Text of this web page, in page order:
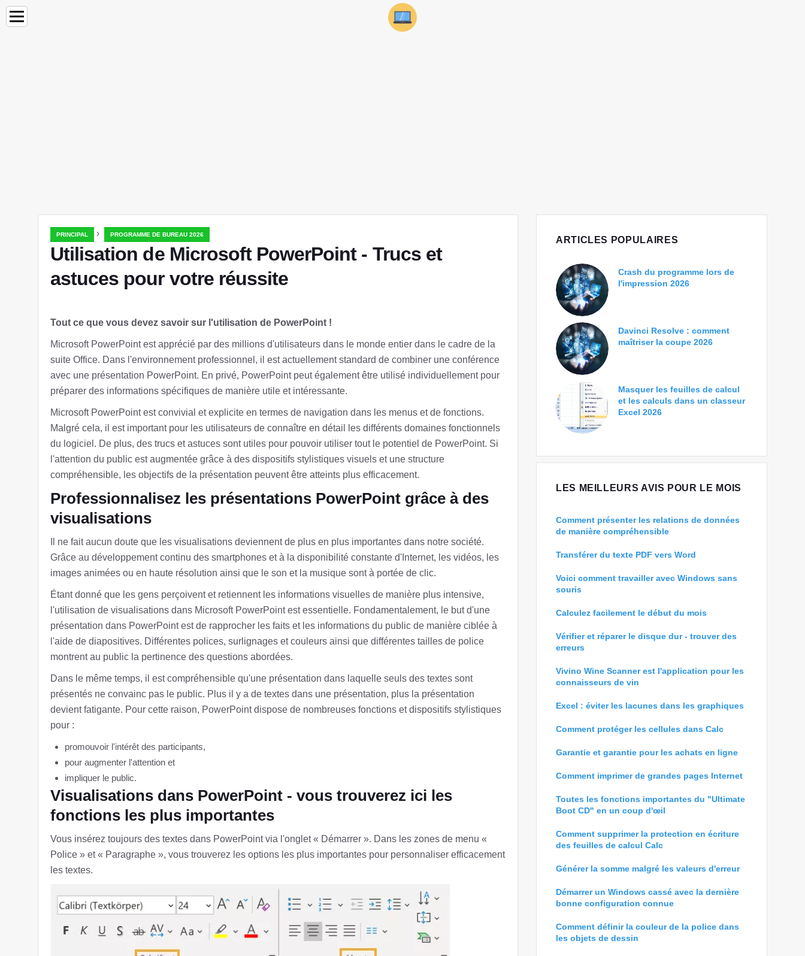
PRINCIPAL › PROGRAMME DE BUREAU 2026
Utilisation de Microsoft PowerPoint - Trucs et
astuces pour votre réussite
Tout ce que vous devez savoir sur l'utilisation de PowerPoint !
Microsoft PowerPoint est apprécié par des millions d'utilisateurs dans le monde entier dans le cadre de la
suite Office. Dans l'environnement professionnel, il est actuellement standard de combiner une conférence
avec une présentation PowerPoint. En privé, PowerPoint peut également être utilisé individuellement pour
préparer des informations spécifiques de manière utile et intéressante.
Microsoft PowerPoint est convivial et explicite en termes de navigation dans les menus et de fonctions.
Malgré cela, il est important pour les utilisateurs de connaître en détail les différents domaines fonctionnels
du logiciel. De plus, des trucs et astuces sont utiles pour pouvoir utiliser tout le potentiel de PowerPoint. Si
l'attention du public est augmentée grâce à des dispositifs stylistiques visuels et une structure
compréhensible, les objectifs de la présentation peuvent être atteints plus efficacement.
Professionnalisez les présentations PowerPoint grâce à des
visualisations
Il ne fait aucun doute que les visualisations deviennent de plus en plus importantes dans notre société.
Grâce au développement continu des smartphones et à la disponibilité constante d'Internet, les vidéos, les
images animées ou en haute résolution ainsi que le son et la musique sont à portée de clic.
Étant donné que les gens perçoivent et retiennent les informations visuelles de manière plus intensive,
l'utilisation de visualisations dans Microsoft PowerPoint est essentielle. Fondamentalement, le but d'une
présentation dans PowerPoint est de rapprocher les faits et les informations du public de manière ciblée à
l'aide de diapositives. Différentes polices, surlignages et couleurs ainsi que différentes tailles de police
montrent au public la pertinence des questions abordées.
Dans le même temps, il est compréhensible qu'une présentation dans laquelle seuls des textes sont
présentés ne convainc pas le public. Plus il y a de textes dans une présentation, plus la présentation
devient fatigante. Pour cette raison, PowerPoint dispose de nombreuses fonctions et dispositifs stylistiques
pour :
promouvoir l'intérêt des participants,
pour augmenter l'attention et
impliquer le public.
Visualisations dans PowerPoint - vous trouverez ici les
fonctions les plus importantes
Vous insérez toujours des textes dans PowerPoint via l'onglet « Démarrer ». Dans les zones de menu «
Police » et « Paragraphe », vous trouverez les options les plus importantes pour personnaliser efficacement
les textes.
ARTICLES POPULAIRES
Crash du programme lors de
l'impression 2026
Davinci Resolve : comment
maîtriser la coupe 2026
Masquer les feuilles de calcul
et les calculs dans un classeur
Excel 2026
LES MEILLEURS AVIS POUR LE MOIS
Comment présenter les relations de données
de manière compréhensible
Transférer du texte PDF vers Word
Voici comment travailler avec Windows sans
souris
Calculez facilement le début du mois
Vérifier et réparer le disque dur - trouver des
erreurs
Vivino Wine Scanner est l'application pour les
connaisseurs de vin
Excel : éviter les lacunes dans les graphiques
Comment protéger les cellules dans Calc
Garantie et garantie pour les achats en ligne
Comment imprimer de grandes pages Internet
Toutes les fonctions importantes du "Ultimate
Boot CD" en un coup d'œil
Comment supprimer la protection en écriture
des feuilles de calcul Calc
Générer la somme malgré les valeurs d'erreur
Démarrer un Windows cassé avec la dernière
bonne configuration connue
Comment définir la couleur de la police dans
les objets de dessin